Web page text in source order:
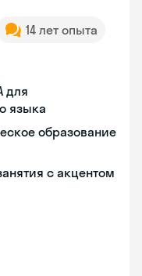
14 лет опыта
для
языка
образование
с акцентом